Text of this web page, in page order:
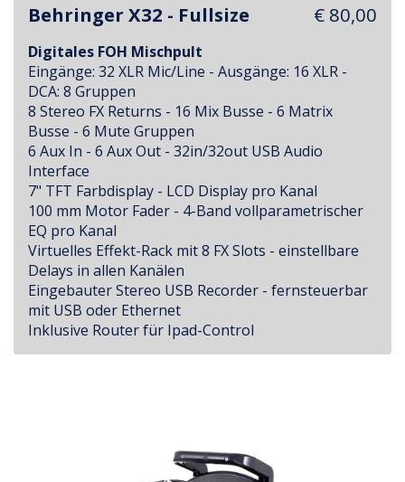
Behringer X32 - Fullsize € 80,00
Digitales FOH Mischpult
Eingänge: 32 XLR Mic/Line - Ausgänge: 16 XLR -
DCA: 8 Gruppen
8 Stereo FX Returns - 16 Mix Busse - 6 Matrix
Busse - 6 Mute Gruppen
6 Aux In - 6 Aux Out - 32in/32out USB Audio
Interface
7" TFT Farbdisplay - LCD Display pro Kanal
100 mm Motor Fader - 4-Band vollparametrischer
EQ pro Kanal
Virtuelles Effekt-Rack mit 8 FX Slots - einstellbare
Delays in allen Kanälen
Eingebauter Stereo USB Recorder - fernsteuerbar
mit USB oder Ethernet
Inklusive Router für Ipad-Control